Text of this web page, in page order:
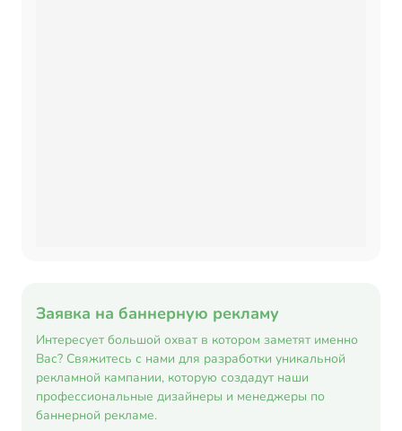
Заявка на баннерную рекламу
Интересует большой охват в котором заметят именно
Вас? Свяжитесь с нами для разработки уникальной
рекламной кампании, которую создадут наши
профессиональные дизайнеры и менеджеры по
баннерной рекламе.